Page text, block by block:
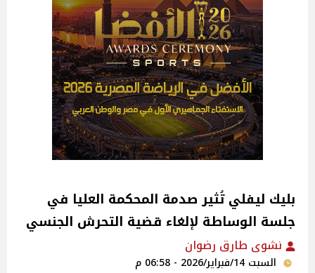
بليك ليفلي تُثير صدمة المحكمة العليا في
جلسة الوساطة لإلغاء قضية التحرش الجنسي
نشوى طارق رضوان
السبت 14/فبراير/2026 - 06:58 م